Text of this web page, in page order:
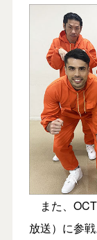
また、
放送）に参